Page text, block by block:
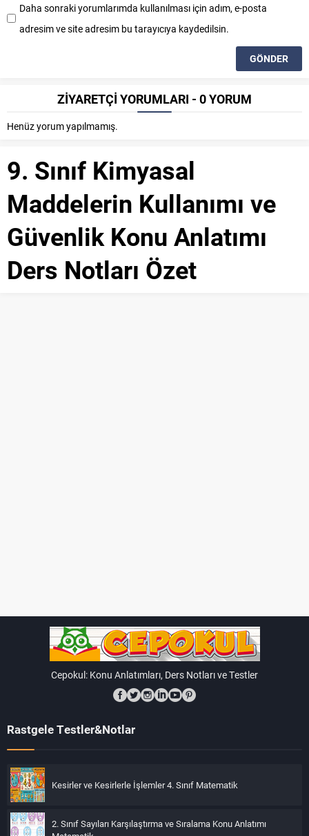
Daha sonraki yorumlarımda kullanılması için adım, e-posta
adresim ve site adresim bu tarayıcıya kaydedilsin.
ZİYARETÇİ YORUMLARI - 0 YORUM
Henüz yorum yapılmamış.
9. Sınıf Kimyasal
Maddelerin Kullanımı ve
Güvenlik Konu Anlatımı
Ders Notları Özet
Cepokul: Konu Anlatımları, Ders Notları ve Testler
Rastgele Testler&Notlar
Kesirler ve Kesirlerle İşlemler 4. Sınıf Matematik
2. Sınıf Sayıları Karşılaştırma ve Sıralama Konu Anlatımı